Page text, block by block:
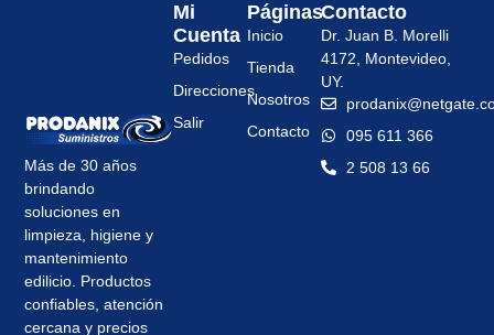
Más de 30 años
brindando
soluciones en
limpieza, higiene y
mantenimiento
edilicio. Productos
confiables, atención
cercana y precios
Páginas
Inicio
Tienda
Nosotros
Contacto
Mi
Cuenta
Pedidos
Direcciones
Salir
Contacto
Dr. Juan B. Morelli
4172, Montevideo,
UY.
095 611 366
2 508 13 66